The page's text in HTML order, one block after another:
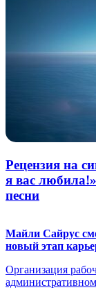
Рецензия на
я вас
песни
Майли Сайрус
новый этап
Организация